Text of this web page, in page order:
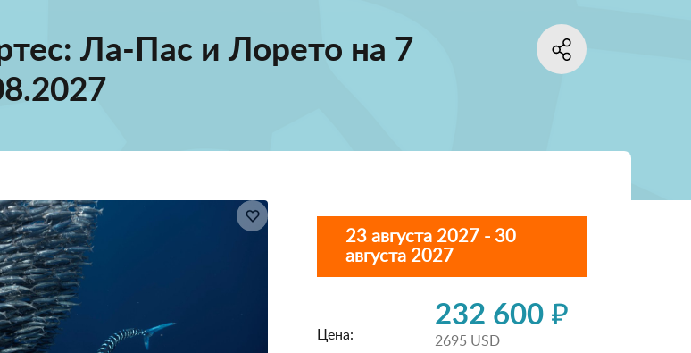
Ла-Пас и Лорето на 7
23 августа 2027 - 30
августа 2027
Цена:
232 600 ₽
2695 USD